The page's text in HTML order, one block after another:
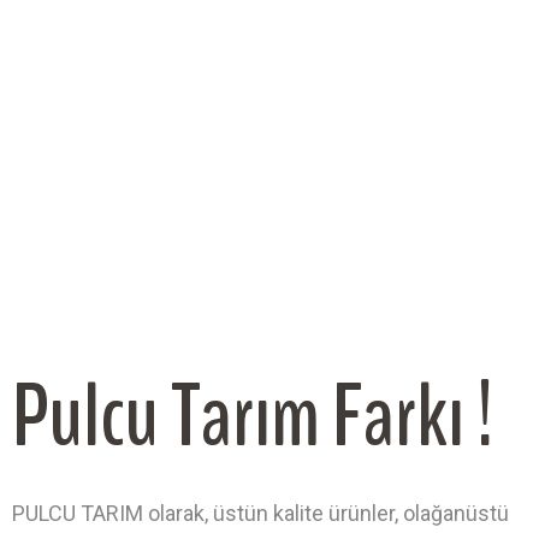
Pulcu Tarım Farkı !
PULCU TARIM olarak, üstün kalite ürünler, olağanüstü